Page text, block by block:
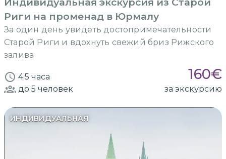
Риги на променад в Юрмалу
За один день увидеть достопримечательности
Старой Риги и вдохнуть свежий бриз Рижского
залива
4.5 часа 160€
до 5 человек за экскурсию
ИНДИВИДУАЛЬНАЯ